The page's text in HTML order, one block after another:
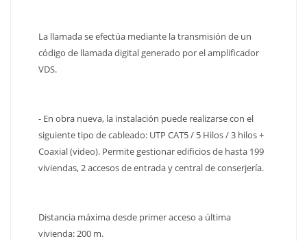
La llamada se efectúa mediante la transmisión de un
código de llamada digital generado por el amplificador
VDS.
- En obra nueva, la instalación puede realizarse con el
siguiente tipo de cableado: UTP CAT5 / 5 Hilos / 3 hilos +
Coaxial (video). Permite gestionar edificios de hasta 199
viviendas, 2 accesos de entrada y central de conserjería.
Distancia máxima desde primer acceso a última
vivienda: 200 m.